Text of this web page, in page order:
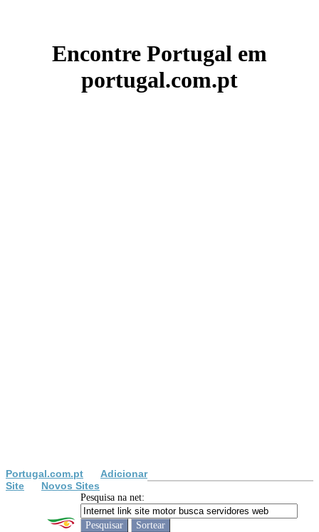
Encontre Portugal em
portugal.com.pt
Portugal.com.pt
Adicionar
Site
Novos Sites
Pesquisa na net: